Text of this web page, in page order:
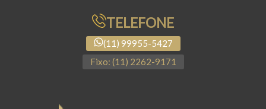
TELEFONE
(11) 99955-5427
Fixo: (11) 2262-9171